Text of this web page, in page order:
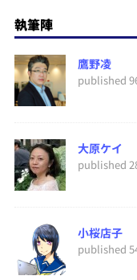
執筆陣
鷹野凌
published
大原ケイ
published
小桜店子
published